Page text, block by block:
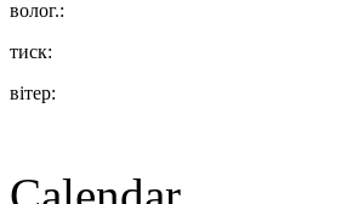
волог.:
тиск:
вітер: